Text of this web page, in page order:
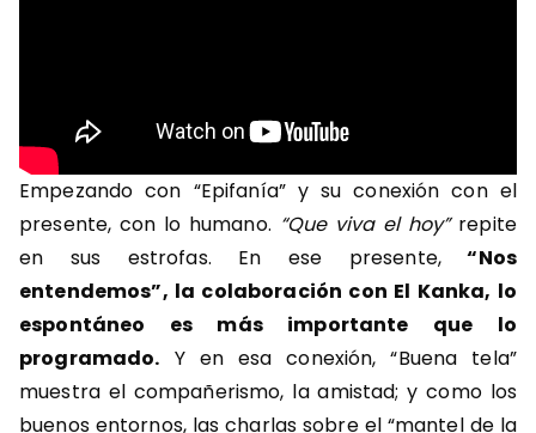
Empezando con “Epifanía” y su conexión con el
presente, con lo humano. “Que viva el hoy”repite
en sus estrofas. En ese presente, “Nos
entendemos”, la colaboración con El Kanka, lo
espontáneo es más importante que lo
programado. Y en esa conexión, “Buena tela”
muestra el compañerismo, la amistad; y como los
buenos entornos, las charlas sobre el “mantel de la